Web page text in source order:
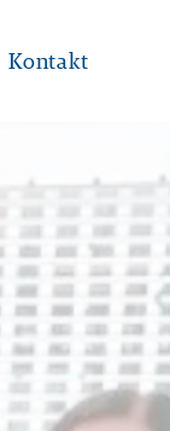
Kontakt